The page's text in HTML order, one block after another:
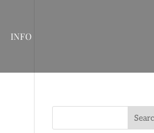
INFO